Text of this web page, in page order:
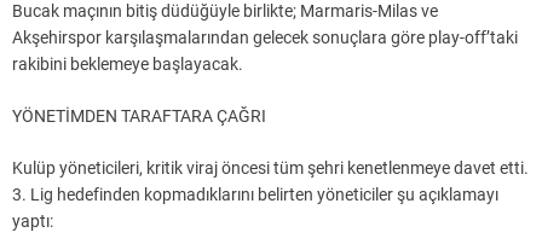
Bucak maçının bitiş düdüğüyle birlikte; Marmaris-Milas ve
Akşehirspor karşılaşmalarından gelecek sonuçlara göre play-off’taki
rakibini beklemeye başlayacak.
YÖNETİMDEN TARAFTARA ÇAĞRI
Kulüp yöneticileri, kritik viraj öncesi tüm şehri kenetlenmeye davet etti.
3. Lig hedefinden kopmadıklarını belirten yöneticiler şu açıklamayı
yaptı: